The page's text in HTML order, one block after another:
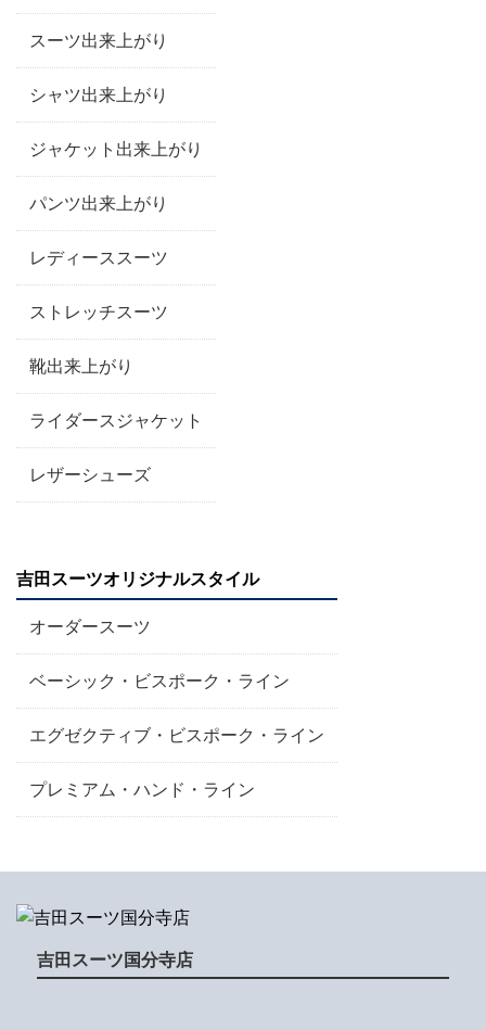
スーツ出来上がり
シャツ出来上がり
ジャケット出来上がり
パンツ出来上がり
レディーススーツ
ストレッチスーツ
靴出来上がり
ライダースジャケット
レザーシューズ
吉田スーツオリジナルスタイル
オーダースーツ
ベーシック・ビスポーク・ライン
エグゼクティブ・ビスポーク・ライン
プレミアム・ハンド・ライン
吉田スーツ国分寺店